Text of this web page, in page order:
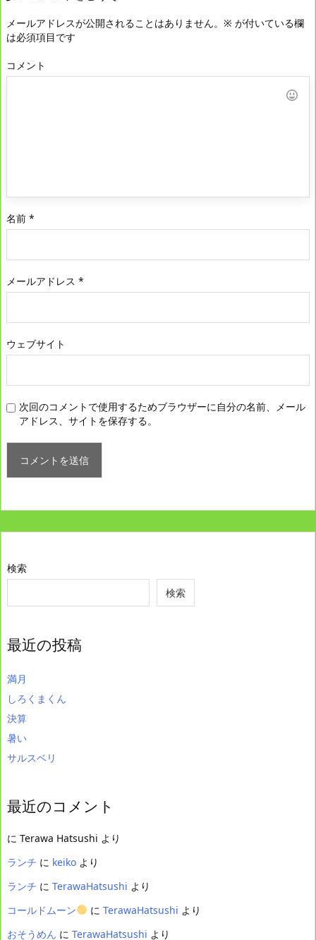
メールアドレスが公開されることはありません。 ※ が付いている欄
は必須項目です
コメント
名前 *
メールアドレス *
ウェブサイト
次回のコメントで使用するためブラウザーに自分の名前、メール
アドレス、サイトを保存する。
検索
検索
最近の投稿
満月
しろくまくん
決算
暑い
サルスベリ
最近のコメント
に Terawa Hatsushi より
ランチ に keiko より
ランチ に TerawaHatsushi より
コールドムーン
に TerawaHatsushi より
おそうめん に TerawaHatsushi より